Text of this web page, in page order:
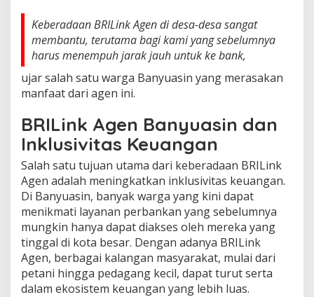
Keberadaan BRILink Agen di desa-desa sangat
membantu, terutama bagi kami yang sebelumnya
harus menempuh jarak jauh untuk ke bank,
ujar salah satu warga Banyuasin yang merasakan
manfaat dari agen ini.
BRILink Agen Banyuasin dan
Inklusivitas Keuangan
Salah satu tujuan utama dari keberadaan BRILink
Agen adalah meningkatkan inklusivitas keuangan.
Di Banyuasin, banyak warga yang kini dapat
menikmati layanan perbankan yang sebelumnya
mungkin hanya dapat diakses oleh mereka yang
tinggal di kota besar. Dengan adanya BRILink
Agen, berbagai kalangan masyarakat, mulai dari
petani hingga pedagang kecil, dapat turut serta
dalam ekosistem keuangan yang lebih luas.